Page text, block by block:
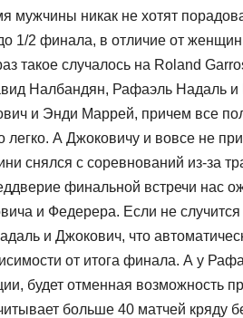
мужчины никак не хотят
1/2 финала, в отличие от
такое случалось на Roland
Налбандян, Рафаэль Надаль
и Энди Маррей, причем все
легко. А Джоковичу и вовсе не
снялся с соревнований из-за
финальной встречи
и Федерера. Если не
и Джокович, что
от итога финала. А у
будет отменная возможность
больше 40 матчей